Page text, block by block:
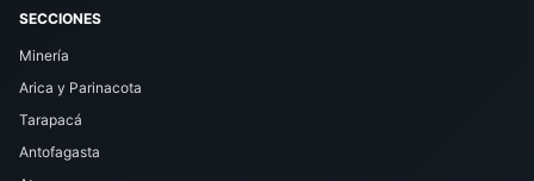
SECCIONES
Minería
Arica y Parinacota
Tarapacá
Antofagasta